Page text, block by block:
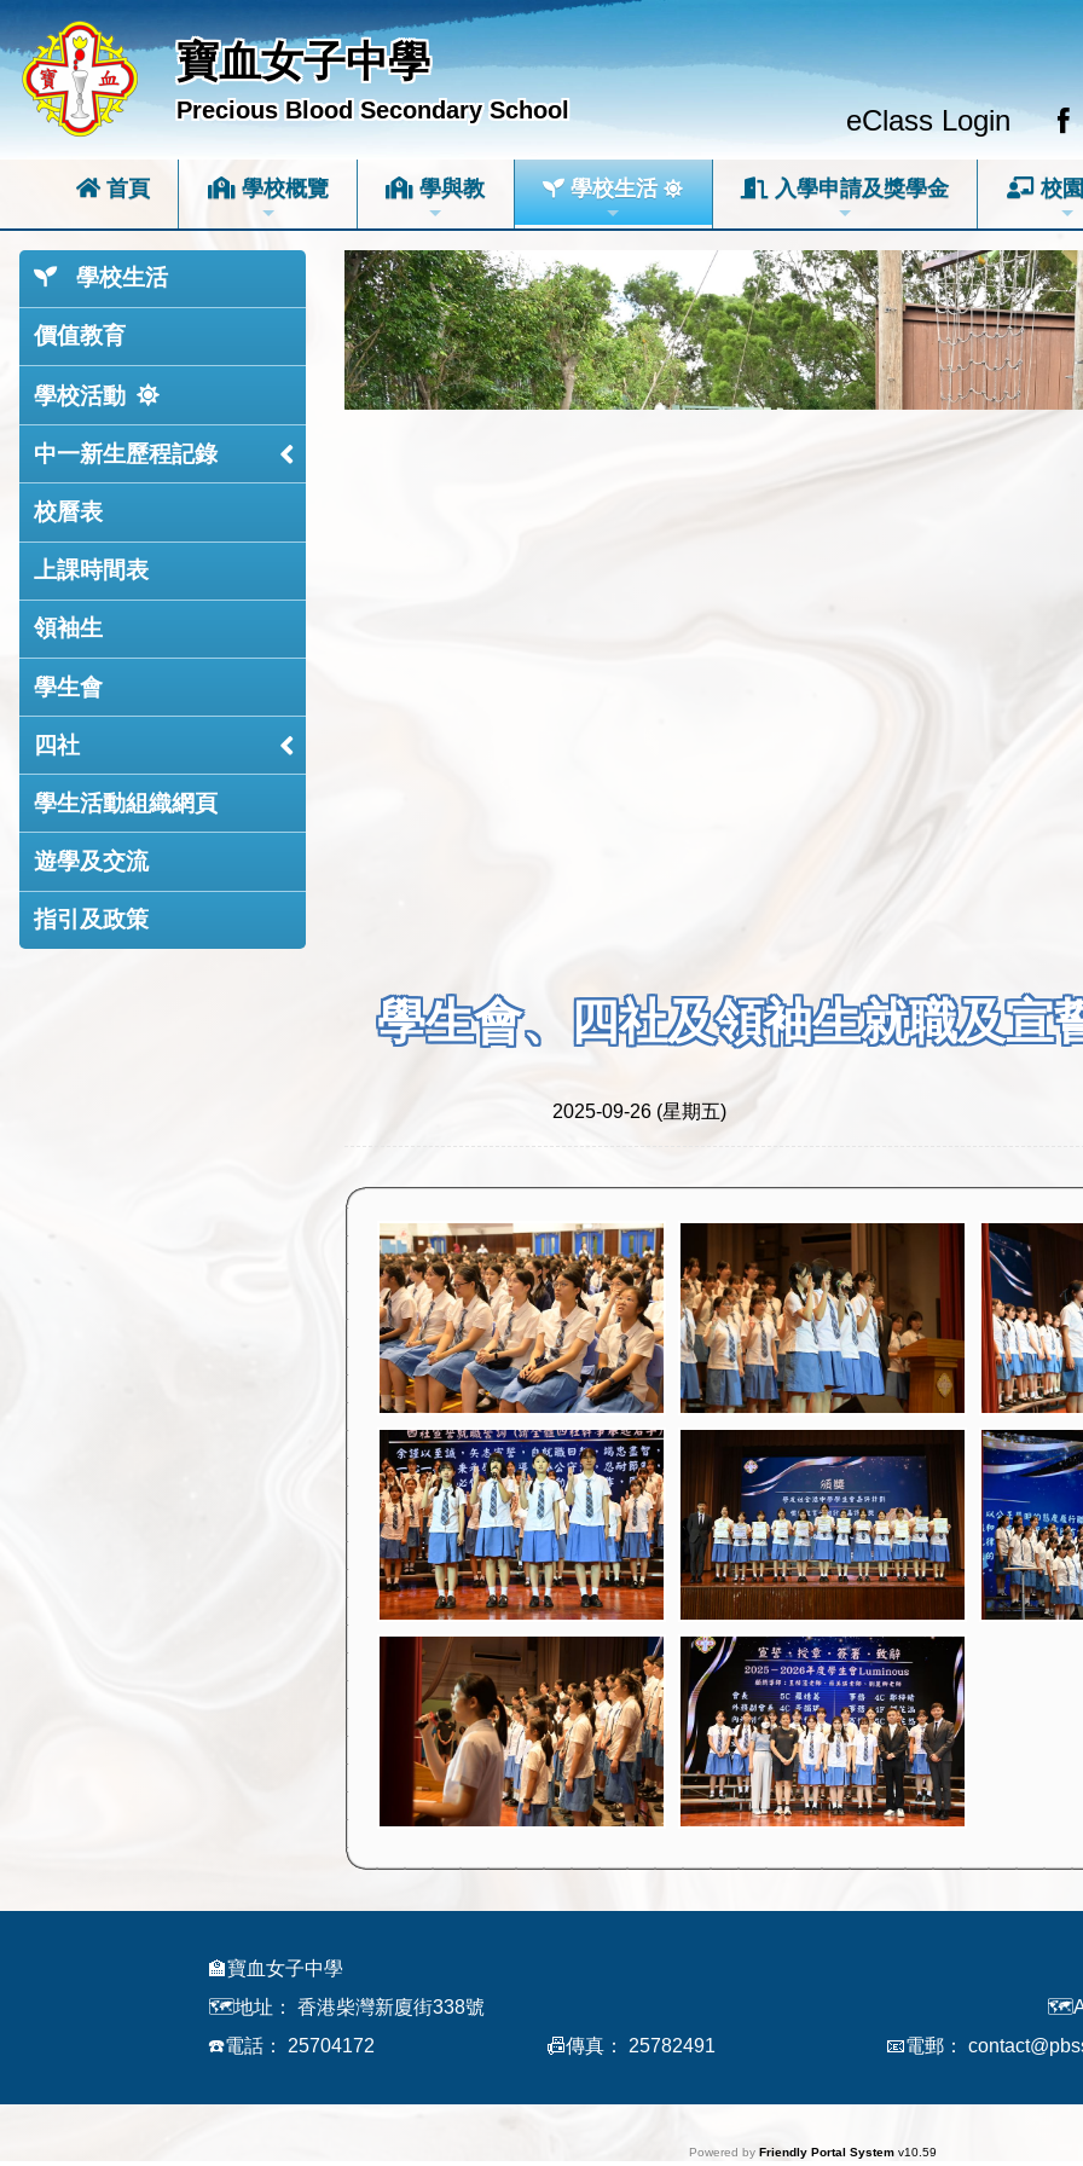
寶血女子中學
Precious Blood Secondary School eClass Login
首頁 學校概覽 學與教 學校生活 入學申請及獎學金 校
學校生活
價值教育
學校活動
中一新生歷程記錄
校曆表
上課時間表
領袖生
學生會
四社
學生活動組織網頁
遊學及交流
指引及政策
學生會、四社及領袖生就職及宣
2025-09-26 (星期五)
🏫寶血女子中學
🗺️地址：
香港柴灣新廈街338號
☎️電話：
25704172 📠傳真： 25782491 📧電郵：
Powered by Friendly Portal System v10.59